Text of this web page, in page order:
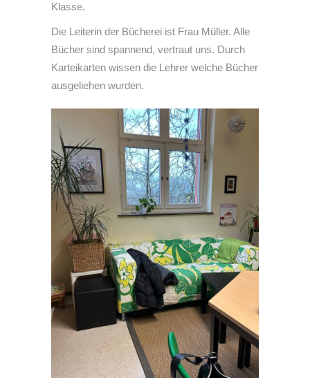
Klasse.
Die Leiterin der Bücherei ist Frau Müller. Alle
Bücher sind spannend, vertraut uns. Durch
Karteikarten wissen die Lehrer welche Bücher
ausgeliehen wurden.